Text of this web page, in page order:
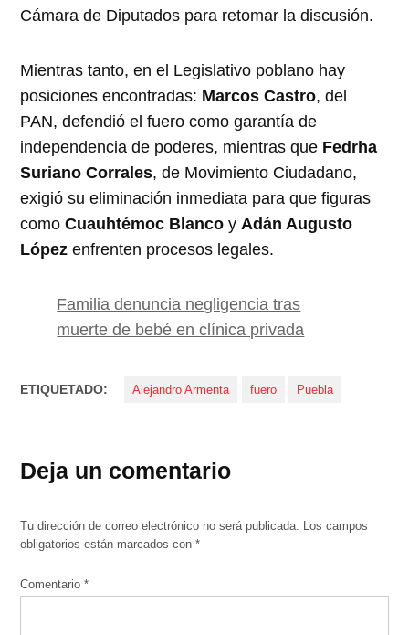
Cámara de Diputados para retomar la discusión.
Mientras tanto, en el Legislativo poblano hay
posiciones encontradas: Marcos Castro, del
PAN, defendió el fuero como garantía de
independencia de poderes, mientras que Fedrha
Suriano Corrales, de Movimiento Ciudadano,
exigió su eliminación inmediata para que figuras
comoCuauhtémoc Blanco y Adán Augusto
López enfrenten procesos legales.
Familia denuncia negligencia tras
muerte de bebé en clínica privada
ETIQUETADO: Alejandro Armenta fuero Puebla
Deja un comentario
Tu dirección de correo electrónico no será publicada. Los campos
obligatorios están marcados con*
Comentario*